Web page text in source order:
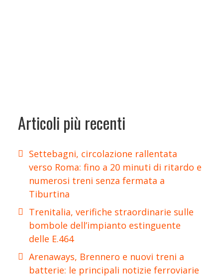
Articoli più recenti
Settebagni, circolazione rallentata
verso Roma: fino a 20 minuti di ritardo e
numerosi treni senza fermata a
Tiburtina
Trenitalia, verifiche straordinarie sulle
bombole dell’impianto estinguente
delle E.464
Arenaways, Brennero e nuovi treni a
batterie: le principali notizie ferroviarie